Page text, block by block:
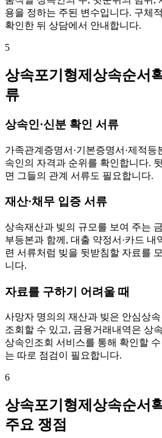
용을 정하는 주된 변수입니다. 구체
확인한 뒤 상담에서 안내합니다.
5
상속포기형제상속순서
류
상속인·신분 확인 서류
가족관계증명서·기본증명서·제적등
속인의 자격과 순위를 확인합니다.
면 그들의 관계 서류도 필요합니다.
재산·채무 입증 서류
상속재산과 빚의 규모를 보여 주는
부등본과 함께, 대출 약정서·카드 내
련 서류처럼 빚을 뒷받침할 자료를
니다.
자료를 구하기 어려울 때
사망자 명의의 재산과 빚은 안심상
조회할 수 있고, 금융거래내역은 상
상속인조회 서비스를 통해 확인할
는 따로 점검이 필요합니다.
6
상속포기형제상속순서
주요 쟁점